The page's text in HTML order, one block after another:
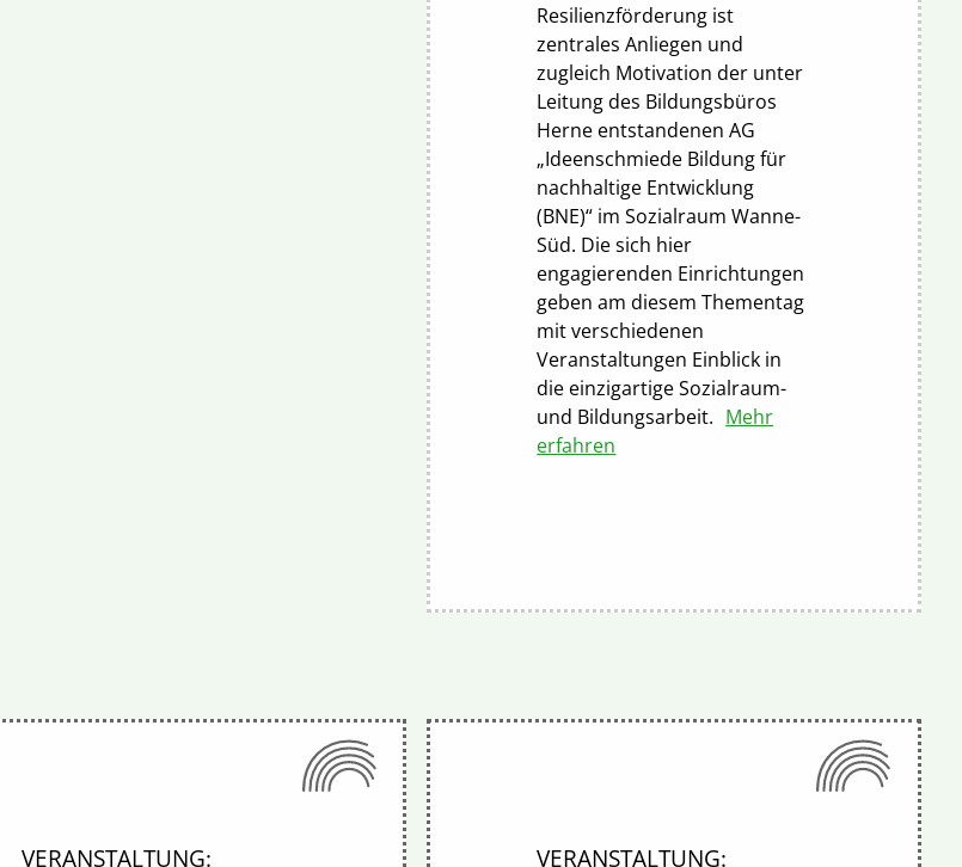
Resilienzförderung ist
zentrales Anliegen und
zugleich Motivation der unter
Leitung des Bildungsbüros
Herne entstandenen AG
„Ideenschmiede Bildung für
nachhaltige Entwicklung
(BNE)“ im Sozialraum Wanne-
Süd. Die sich hier
engagierenden Einrichtungen
geben am diesem Thementag
mit verschiedenen
Veranstaltungen Einblick in
die einzigartige Sozialraum-
und Bildungsarbeit. Mehr
erfahren